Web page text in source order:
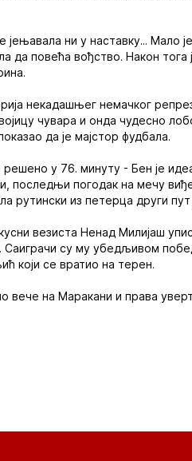
јењавала ни у наставку... Мало
да повећа вођство. Након
некадашњег немачког
чувара и онда чудесно
да је мајстор фудбала.
у 76. минуту - Бен је
последњи погодак на мечу
рутински из петерца други
везиста Ненад Милијаш
Саиграчи су му убедљивом
који се вратио на терен.
вече на Маракани и права